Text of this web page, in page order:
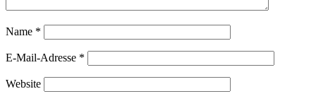
Name *
E-Mail-Adresse *
Website